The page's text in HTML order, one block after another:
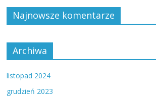
Najnowsze komentarze
Archiwa
listopad 2024
grudzień 2023